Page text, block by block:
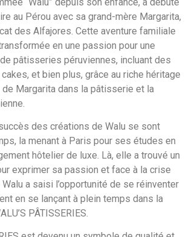
au Pérou avec sa grand-mère Margarita,
des Alfajores. Cette aventure familiale
en une passion pour une
pâtisseries péruviennes, incluant des
et bien plus, grâce au riche héritage
Margarita dans la pâtisserie et la
des créations de Walu se sont
la menant à Paris pour ses études en
hôtelier de luxe. Là, elle a trouvé un
exprimer sa passion et face à la crise
a saisi l’opportunité de se réinventer
en se lançant à plein temps dans la
PÂTISSERIES.